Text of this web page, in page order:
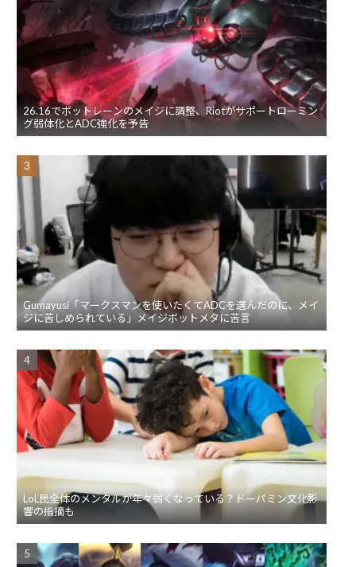
26.16でボットレーンのメイジに調整、Riotがサポートローミン
グ弱体化とADC強化を予告
Gumayusi「マークスマンを使いたくてADCを選んだのに、メイ
ジに苦しめられている」メイジボットメタに苦言
LoL民全体のメンタルが年々弱くなっている？ドーパミン文化影
響の指摘も